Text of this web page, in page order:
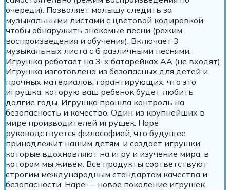
очереди). Позволяет малышу следить за
музыкальными листами с цветовой кодировкой,
чтобы обнаружить знакомые песни (режим
воспроизведения и обучения). Включает 3
музыкальных листа с 6 различными песнями.
Игрушка работает на 3-х батарейках AA (не входят).
Игрушка изготовлена из безопасных для детей и
прочных материалов, гарантирующих, что это
игрушка, которую ваш ребенок будет любить
долгие годы. Игрушка прошла контроль на
безопасность и качество. Один из крупнейших в
мире производителей игрушек. Hape
руководствуется философией, что будущее
принадлежит нашим детям, и создает игрушки,
которые вдохновляют на игру и изучение мира, в
котором мы живем. Все продукты соответствуют
строгим международным стандартам качества и
безопасности. Hape — новое поколение игрушек.